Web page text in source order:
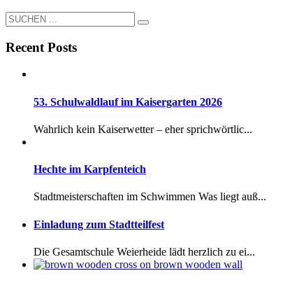
Recent Posts
53. Schulwaldlauf im Kaisergarten 2026
Wahrlich kein Kaiserwetter – eher sprichwörtlic...
Hechte im Karpfenteich
Stadtmeisterschaften im Schwimmen Was liegt auß...
Einladung zum Stadtteilfest
Die Gesamtschule Weierheide lädt herzlich zu ei...